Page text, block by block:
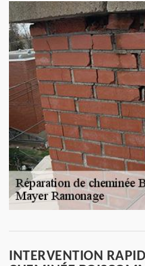
INTERVENTION